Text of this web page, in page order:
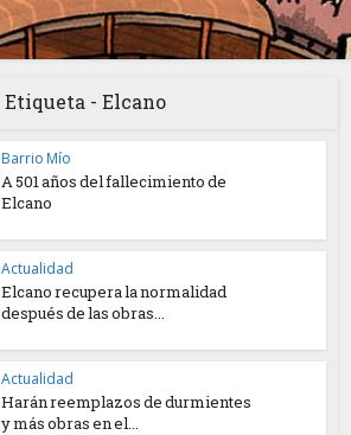
Etiqueta - Elcano
Barrio Mío
A 501 años del fallecimiento de
Elcano
Actualidad
Elcano recupera la normalidad
después de las obras...
Actualidad
Harán reemplazos de durmientes
y más obras en el...